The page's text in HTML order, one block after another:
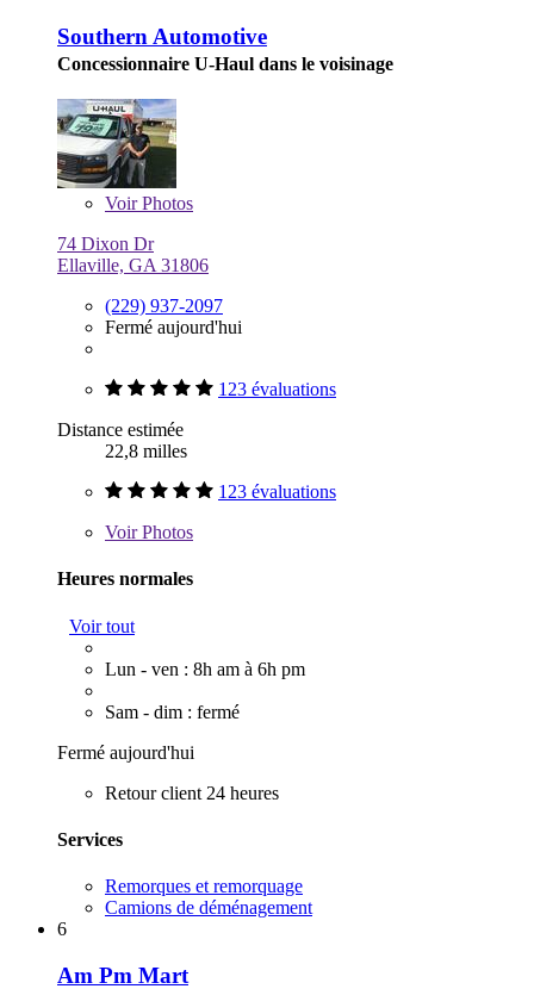
Southern Automotive
Concessionnaire U-Haul dans le voisinage
VoirPhotos
74 Dixon Dr
Ellaville, GA 31806
(229) 937-2097
Fermé aujourd'hui
123 évaluations
Distance estimée
22,8 milles
123 évaluations
VoirPhotos
Heures normales
Voir tout
Lun - ven : 8h am à 6h pm
Sam - dim : fermé
Fermé aujourd'hui
Retour client 24 heures
Services
Remorques et remorquage
Camions de déménagement
6
Am Pm Mart